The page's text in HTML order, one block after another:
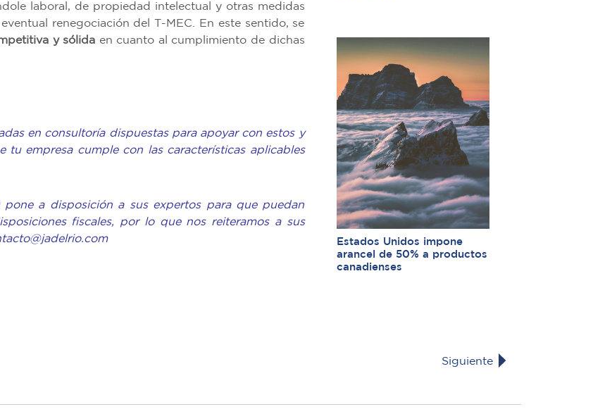
laboral, de propiedad intelectual y otras medidas
renegociación del T-MEC. En este sentido, se
y sólida en cuanto al cumplimiento de dichas
en consultoría dispuestas para apoyar con estos y
tu empresa cumple con las características aplicables
a disposición a sus expertos para que puedan
fiscales, por lo que nos reiteramos a sus
Estados Unidos impone
arancel de 50% a productos
canadienses
Siguiente